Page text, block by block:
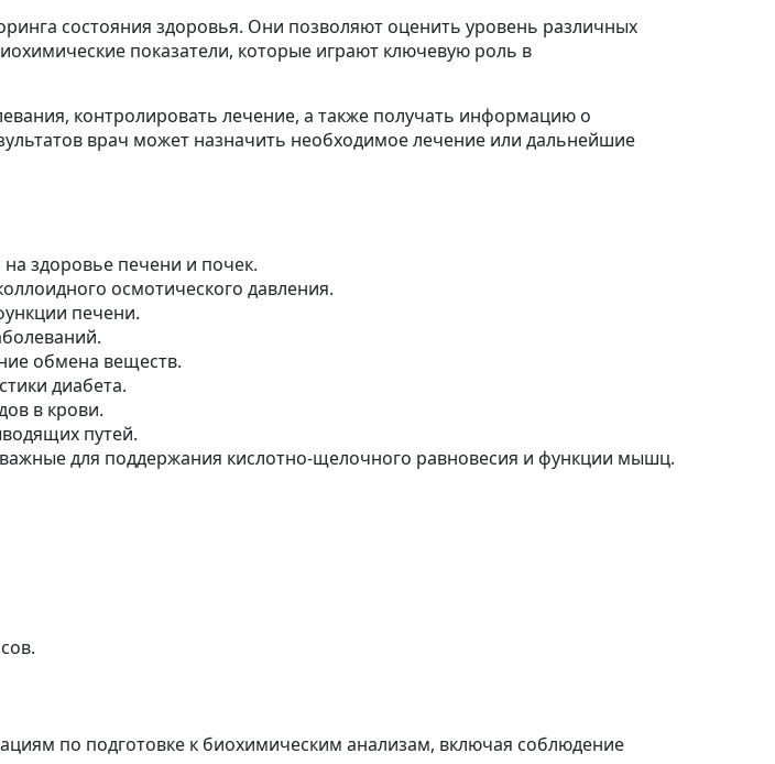
состояния здоровья. Они позволяют оценить уровень различных
показатели, которые играют ключевую роль в
контролировать лечение, а также получать информацию о
врач может назначить необходимое лечение или дальнейшие
здоровье печени и почек.
осмотического давления.
печени.
обмена веществ.
диабета.
в крови.
путей.
для поддержания кислотно-щелочного равновесия и функции мышц.
по подготовке к биохимическим анализам, включая соблюдение